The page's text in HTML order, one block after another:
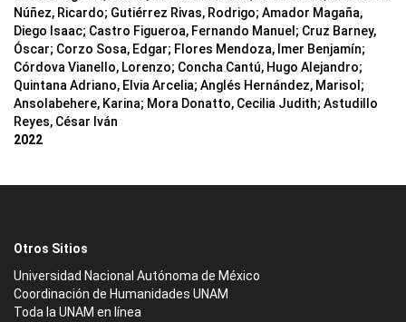
Núñez, Ricardo; Gutiérrez Rivas, Rodrigo; Amador Magaña,
Diego Isaac; Castro Figueroa, Fernando Manuel ; Cruz Barney,
Óscar; Corzo Sosa, Edgar; Flores Mendoza, Imer Benjamín;
Córdova Vianello, Lorenzo; Concha Cantú, Hugo Alejandro;
Quintana Adriano, Elvia Arcelia; Anglés Hernández, Marisol ;
Ansolabehere, Karina; Mora Donatto, Cecilia Judith; Astudillo
Reyes, César Iván
2022
Otros Sitios
Universidad Nacional Autónoma de México
Coordinación de Humanidades UNAM
Toda la UNAM en línea